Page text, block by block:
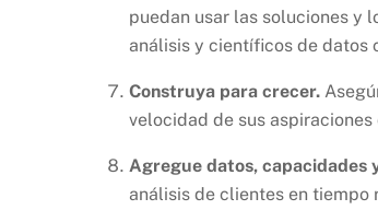
puedan usar las soluciones y
análisis y científicos de datos
Construya para crecer.
velocidad de sus
Agregue datos, capacidades
análisis de clientes en tiempo